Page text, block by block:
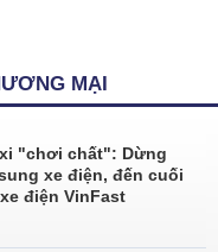
MẠI
"chơi chất": Dừng
xe điện, đến cuối
điện VinFast